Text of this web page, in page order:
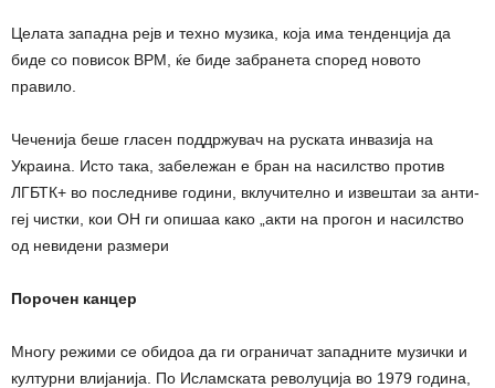
Целата западна рејв и техно музика, која има тенденција да
биде со повисок BPM, ќе биде забранета според новото
правило.
Чеченија беше гласен поддржувач на руската инвазија на
Украина. Исто така, забележан е бран на насилство против
ЛГБТК+ во последниве години, вклучително и извештаи за анти-
геј чистки, кои ОН ги опишаа како „акти на прогон и насилство
од невидени размери
Порочен канцер
Многу режими се обидоа да ги ограничат западните музички и
културни влијанија. По Исламската револуција во 1979 година,